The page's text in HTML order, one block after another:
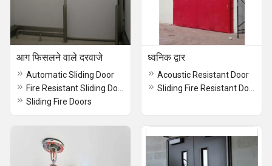
आग फिसलने वाले दरवाजे
Automatic Sliding Door
Sliding Fire Doors
ध्वनिक द्वार
Acoustic Resistant Door